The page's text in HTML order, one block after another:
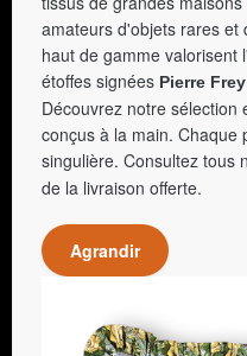
amateurs d'objets rares et
haut de gamme valorisent
étoffes signées Pierre Frey
Découvrez notre sélection
conçus à la main. Chaque
singulière. Consultez tous
de la livraison offerte.
Agrandir